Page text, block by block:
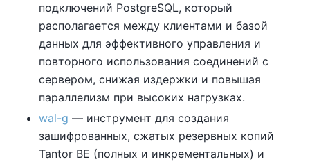
подключений PostgreSQL, который
располагается между клиентами и базой
данных для эффективного управления и
повторного использования соединений с
сервером, снижая издержки и повышая
параллелизм при высоких нагрузках.
wal-g — инструмент для создания
зашифрованных, сжатых резервных копий
Tantor BE (полных и инкрементальных) и